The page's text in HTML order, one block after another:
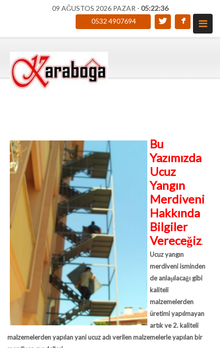
09 AĞUSTOS 2026 PAZAR - 05:22:37
0532 4907694
Bu
Yazımızda
Ucuz
Yangın
Merdiveni
Hakkında
Bilgiler
Vereceğiz.
Ucuz yangın
merdiveni isminden
de anlaşılacağı gibi
kaliteli
malzemelerden
üretimi yapılmayan
artık ve 2. kaliteli
malzemelerden yapılan yani ucuz adı verilen malzemelerle yapılan bir